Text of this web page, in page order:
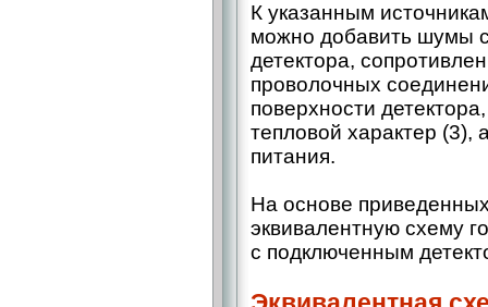
К указанным
можно добавить шумы
детектора,
проволочных
поверхности
тепловой характер (3),
питания.
На основе
эквивалентную схему
с подключенным